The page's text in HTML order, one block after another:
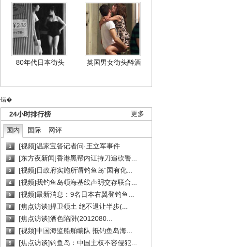
80年代日本街头 英国男女街头醉酒
锘�
更多
24小时排行榜
国内 国际 网评
1 [视频]温家宝答记者问·王立军事件
2 [东方夜新闻]香港黑帮内讧持刀追砍警...
3 [视频]日政府实施所谓钓鱼岛“国有化...
4 [视频]我钓鱼岛领海基线声明交存联合...
5 [视频]最新消息：9名日本右翼登钓鱼...
6 [焦点访谈]捍卫领土 绝不退让半步(...
7 [焦点访谈]酒色陷阱(2012080...
8 [视频]中国海监船舶编队 抵钓鱼岛海...
9 [焦点访谈]钓鱼岛：中国主权不容侵犯...